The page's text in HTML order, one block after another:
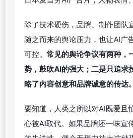
日本麦当劳AI广告片，人物表情
除了技术硬伤，品牌、制作团队
随之而来的舆论压力，也让AI广